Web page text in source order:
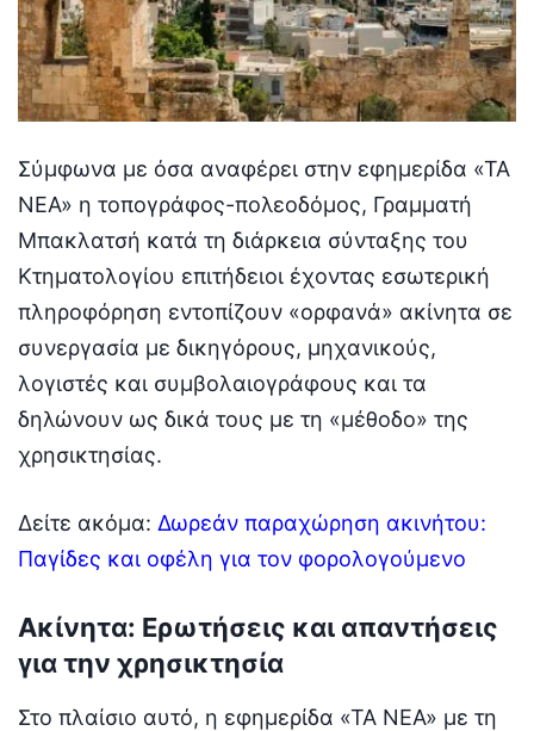
Σύμφωνα με όσα αναφέρει στην εφημερίδα «ΤΑ
ΝΕΑ» η τοπογράφος-πολεοδόμος, Γραμματή
Μπακλατσή κατά τη διάρκεια σύνταξης του
Κτηματολογίου επιτήδειοι έχοντας εσωτερική
πληροφόρηση εντοπίζουν «ορφανά» ακίνητα σε
συνεργασία με δικηγόρους, μηχανικούς,
λογιστές και συμβολαιογράφους και τα
δηλώνουν ως δικά τους με τη «μέθοδο» της
χρησικτησίας.
Δείτε ακόμα: Δωρεάν παραχώρηση ακινήτου:
Παγίδες και οφέλη για τον φορολογούμενο
Ακίνητα: Ερωτήσεις και απαντήσεις
για την χρησικτησία
Στο πλαίσιο αυτό, η εφημερίδα «ΤΑ ΝΕΑ» με τη